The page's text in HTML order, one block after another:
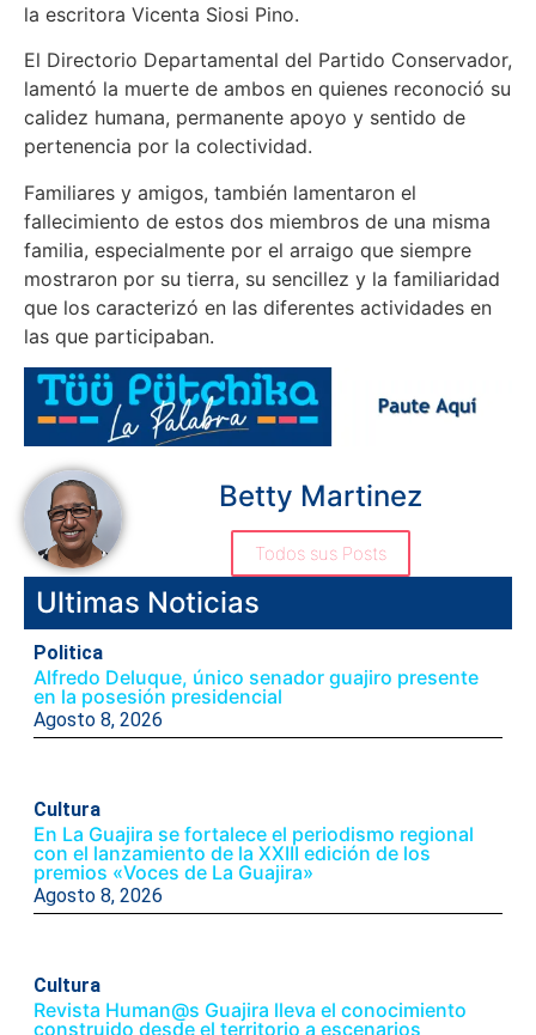
la escritora Vicenta Siosi Pino.
El Directorio Departamental del Partido Conservador,
lamentó la muerte de ambos en quienes reconoció su
calidez humana, permanente apoyo y sentido de
pertenencia por la colectividad.
Familiares y amigos, también lamentaron el
fallecimiento de estos dos miembros de una misma
familia, especialmente por el arraigo que siempre
mostraron por su tierra, su sencillez y la familiaridad
que los caracterizó en las diferentes actividades en
las que participaban.
Betty Martinez
Todos sus Posts
Ultimas Noticias
Politica
Alfredo Deluque, único senador guajiro presente
en la posesión presidencial
Agosto 8, 2026
Cultura
En La Guajira se fortalece el periodismo regional
con el lanzamiento de la XXIII edición de los
premios «Voces de La Guajira»
Agosto 8, 2026
Cultura
Revista Human@s Guajira lleva el conocimiento
construido desde el territorio a escenarios